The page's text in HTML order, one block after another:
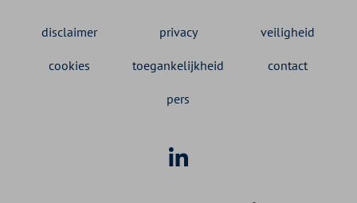
disclaimer privacy veiligheid
cookies toegankelijkheid contact
pers